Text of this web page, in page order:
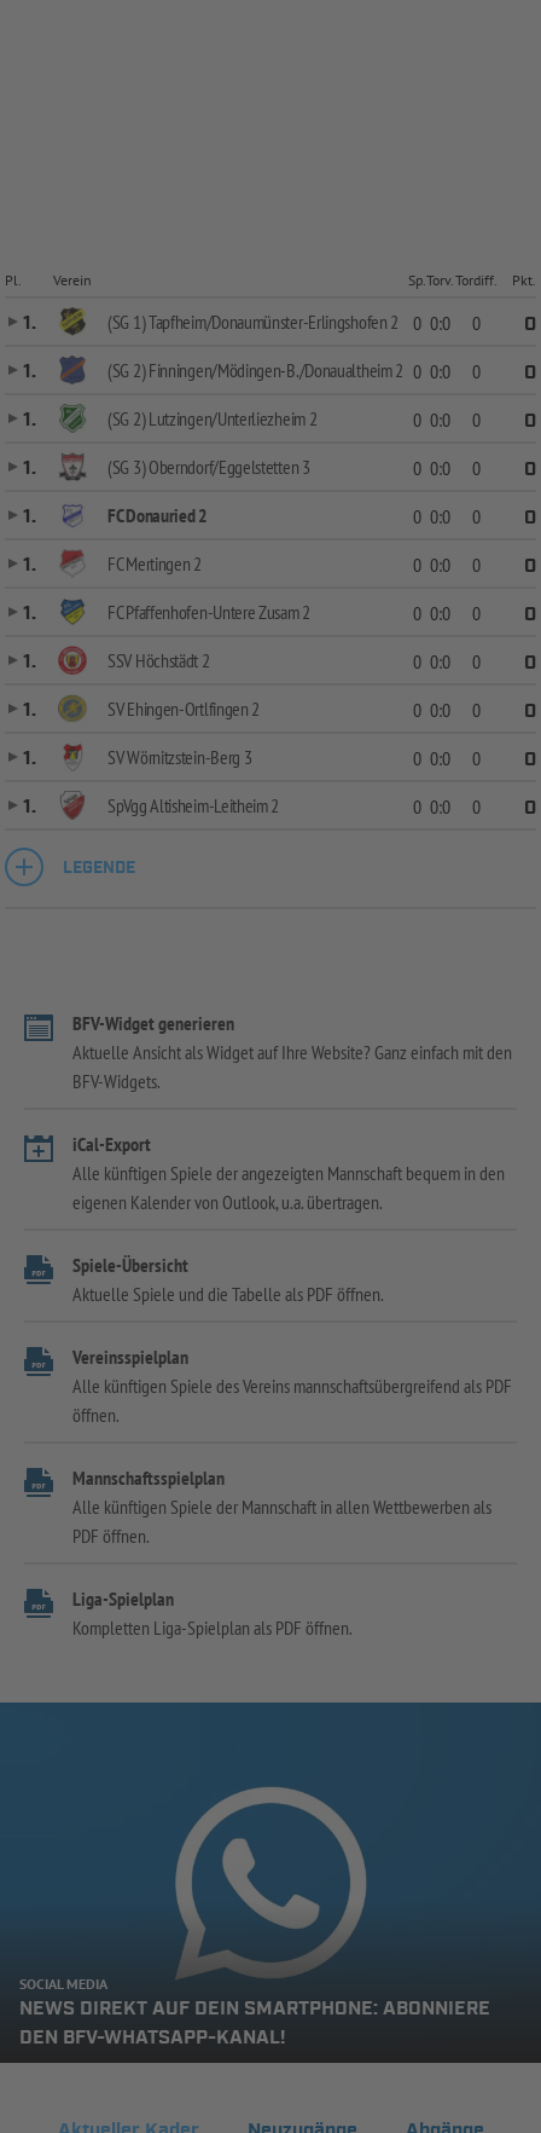
Pl. Verein Sp. Torv. Tordiff. Pkt.
1. (SG 1) Tapfheim/Donaumünster-Erlingshofen 2 0 0:0 0
0
1.
(SG 2) Finningen/Mödingen-B./Donaualtheim 2 0 0:0 0
0
1.
(SG 2) Lutzingen/Unterliezheim 2 0 0:0 0
0
1.
(SG 3) Oberndorf/Eggelstetten 3 0 0:0 0
0
1.
FC Donauried 2 0 0:0 0
0
1.
FC Mertingen 2 0 0:0 0
0
1.
FC Pfaffenhofen-Untere Zusam 2 0 0:0 0
0
1.
SSV Höchstädt 2 0 0:0 0
0
1.
SV Ehingen-Ortlfingen 2 0 0:0 0
0
1.
SV Wörnitzstein-Berg 3 0 0:0 0
0
1.
SpVgg Altisheim-Leitheim 2 0 0:0 0 0
LEGENDE
BFV-Widget generieren
Aktuelle Ansicht als Widget auf Ihre Website? Ganz einfach mit den
BFV-Widgets.
iCal-Export
Alle künftigen Spiele der angezeigten Mannschaft bequem in den
eigenen Kalender von Outlook, u.a. übertragen.
Spiele-Übersicht
Aktuelle Spiele und die Tabelle als PDF öffnen.
Vereinsspielplan
Alle künftigen Spiele des Vereins mannschaftsübergreifend als PDF
öffnen.
Mannschaftsspielplan
Alle künftigen Spiele der Mannschaft in allen Wettbewerben als
PDF öffnen.
Liga-Spielplan
Kompletten Liga-Spielplan als PDF öffnen.
SOCIAL MEDIA
NEWS DIREKT AUF DEIN SMARTPHONE: ABONNIERE
DEN BFV-WHATSAPP-KANAL!